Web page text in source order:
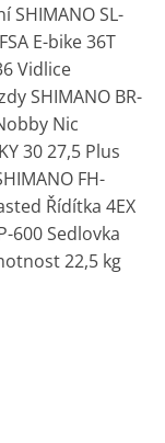
SHIMANO SL-
E-bike 36T
Vidlice
SHIMANO BR-
Nic
30 27,5 Plus
FH-
Řídítka 4EX
600 Sedlovka
22,5 kg